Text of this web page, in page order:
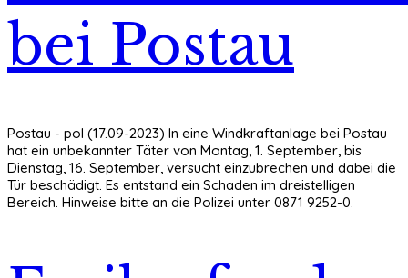
bei Postau
Postau - pol (17.09-2023) In eine Windkraftanlage bei Postau
hat ein unbekannter Täter von Montag, 1. September, bis
Dienstag, 16. September, versucht einzubrechen und dabei die
Tür beschädigt. Es entstand ein Schaden im dreistelligen
Bereich. Hinweise bitte an die Polizei unter 0871 9252-0.